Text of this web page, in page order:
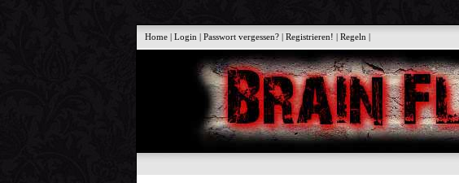
Home |Login |Passwort vergessen? |Registrieren! |Regeln |